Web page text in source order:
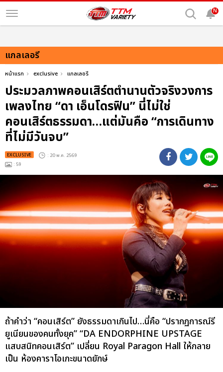
N
แกลเลอรี
หน้าแรก exclusive แกลเลอรี
ประมวลภาพคอนเสิร์ตตำนานตัวจริงวงการ
เพลงไทย “ดา เอ็นโดรฟิน” นี่ไม่ใช่
คอนเสิร์ตธรรมดา…แต่มันคือ “การเดินทาง
ที่ไม่มีวันจบ”
EXCLUSIVE : 20 พ.ค. 2569
: 59
ถ้าคำว่า “คอนเสิร์ต” ยังธรรมดาเกินไป…นี่คือ “ปรากฏการณ์รี
ยูเนียนของคนทั้งยุค” “DA ENDORPHINE UPSTAGE
แสบสนิทคอนเสิร์ต” เปลี่ยน Royal Paragon Hall ให้กลาย
เป็น ห้องคาราโอเกะขนาดยักษ์